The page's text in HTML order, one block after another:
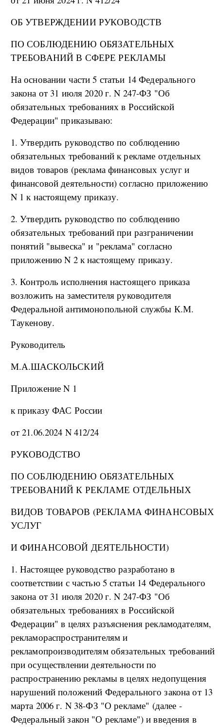
ОБ УТВЕРЖДЕНИИ РУКОВОДСТВ
ПО СОБЛЮДЕНИЮ ОБЯЗАТЕЛЬНЫХ
ТРЕБОВАНИЙ В СФЕРЕ РЕКЛАМЫ
На основании части 5 статьи 14 Федерального
закона от 31 июля 2020 г. N 247-ФЗ "Об
обязательных требованиях в Российской
Федерации" приказываю:
1. Утвердить руководство по соблюдению
обязательных требований к рекламе отдельных
видов товаров (реклама финансовых услуг и
финансовой деятельности) согласно приложению
N 1 к настоящему приказу.
2. Утвердить руководство по соблюдению
обязательных требований при разграничении
понятий "вывеска" и "реклама" согласно
приложению N 2 к настоящему приказу.
3. Контроль исполнения настоящего приказа
возложить на заместителя руководителя
Федеральной антимонопольной службы К.М.
Таукенову.
Руководитель
М.А.ШАСКОЛЬСКИЙ
Приложение N 1
к приказу ФАС России
от 21.06.2024 N 412/24
РУКОВОДСТВО
ПО СОБЛЮДЕНИЮ ОБЯЗАТЕЛЬНЫХ
ТРЕБОВАНИЙ К РЕКЛАМЕ ОТДЕЛЬНЫХ
ВИДОВ ТОВАРОВ (РЕКЛАМА ФИНАНСОВЫХ
УСЛУГ
И ФИНАНСОВОЙ ДЕЯТЕЛЬНОСТИ)
1. Настоящее руководство разработано в
соответствии с частью 5 статьи 14 Федерального
закона от 31 июля 2020 г. N 247-ФЗ "Об
обязательных требованиях в Российской
Федерации" в целях разъяснения рекламодателям,
рекламораспространителям и
рекламопроизводителям обязательных требований
при осуществлении деятельности по
распространению рекламы в целях недопущения
нарушений положений Федерального закона от 13
марта 2006 г. N 38-ФЗ "О рекламе" (далее -
Федеральный закон "О рекламе") и введения в